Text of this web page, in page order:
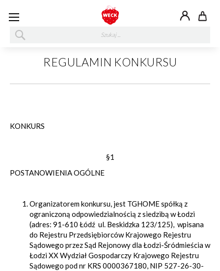
REGULAMIN KONKURSU
KONKURS
§1
POSTANOWIENIA OGÓLNE
Organizatorem konkursu, jest TGHOME spółką z
ograniczoną odpowiedzialnością z siedzibą w Łodzi
(adres: 91-610 Łódź ul. Beskidzka 123/125), wpisana
do Rejestru Przedsiębiorców Krajowego Rejestru
Sądowego przez Sąd Rejonowy dla Łodzi-Śródmieścia w
Łodzi XX Wydział Gospodarczy Krajowego Rejestru
Sądowego pod nr KRS 0000367180, NIP 527-26-30-